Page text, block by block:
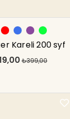
Kareli 200 syf
Eco
₺399,00